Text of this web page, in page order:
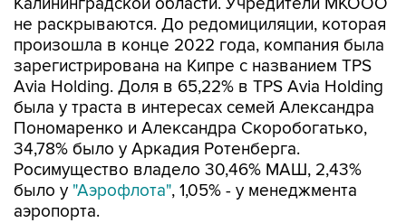
не раскрываются. До редомициляции, которая
произошла в конце 2022 года, компания была
зарегистрирована на Кипре с названием TPS
Avia Holding. Доля в 65,22% в TPS Avia Holding
была у траста в интересах семей Александра
Пономаренко и Александра Скоробогатько,
34,78% было у Аркадия Ротенберга.
Росимущество владело 30,46% МАШ, 2,43%
было у "Аэрофлота", 1,05% - у менеджмента
аэропорта.